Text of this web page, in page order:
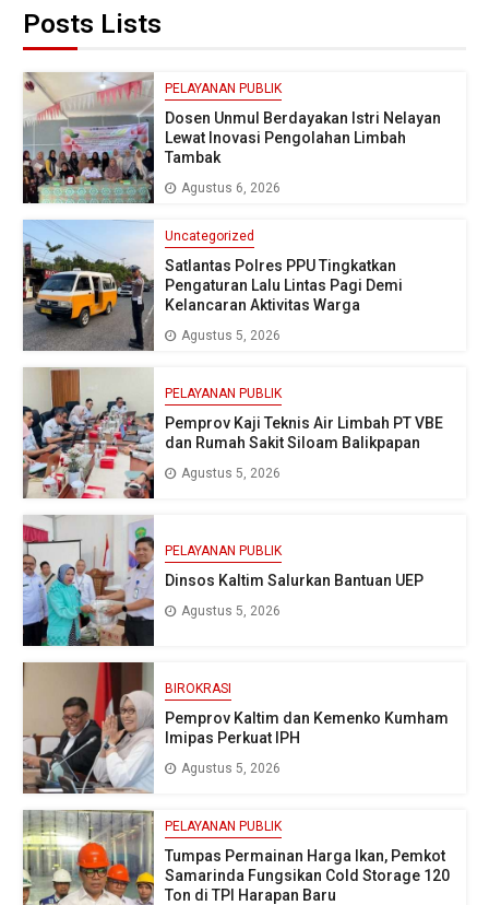
Posts Lists
PELAYANAN PUBLIK
Dosen Unmul Berdayakan Istri Nelayan
Lewat Inovasi Pengolahan Limbah
Tambak
Agustus 6, 2026
Uncategorized
Satlantas Polres PPU Tingkatkan
Pengaturan Lalu Lintas Pagi Demi
Kelancaran Aktivitas Warga
Agustus 5, 2026
PELAYANAN PUBLIK
Pemprov Kaji Teknis Air Limbah PT VBE
dan Rumah Sakit Siloam Balikpapan
Agustus 5, 2026
PELAYANAN PUBLIK
Dinsos Kaltim Salurkan Bantuan UEP
Agustus 5, 2026
BIROKRASI
Pemprov Kaltim dan Kemenko Kumham
Imipas Perkuat IPH
Agustus 5, 2026
PELAYANAN PUBLIK
Tumpas Permainan Harga Ikan, Pemkot
Samarinda Fungsikan Cold Storage 120
Ton di TPI Harapan Baru